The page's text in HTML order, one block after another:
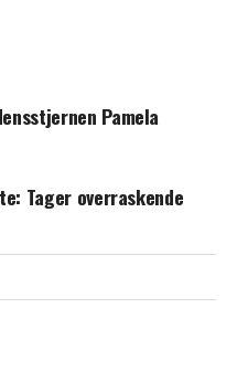
det til mine forældre"
ikke i tvivl: "Det der,
Pamela
Tager overraskende